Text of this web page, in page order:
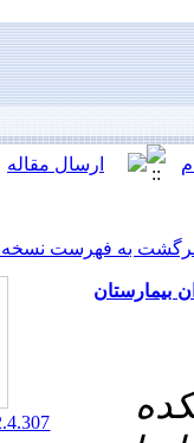
10.66224/